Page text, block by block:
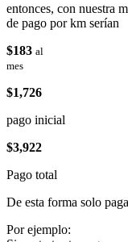
entonces, con nuestra
de pago por km serían
$183 al
mes
$1,726
pago inicial
$3,922
Pago total
De esta forma solo
Por ejemplo: